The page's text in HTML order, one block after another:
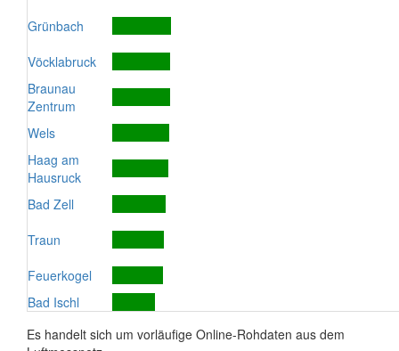
Grünbach
Vöcklabruck
Braunau
Zentrum
Wels
Haag am
Hausruck
Bad Zell
Traun
Feuerkogel
Bad Ischl
Es handelt sich um vorläufige Online-Rohdaten aus dem